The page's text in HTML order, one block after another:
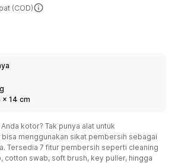
(COD)
x 14 cm
kotor? Tak punya alat untuk
menggunakan sikat pembersih sebagai
Tersedia 7 fitur pembersih seperti cleaning
cotton swab, soft brush, key puller, hingga